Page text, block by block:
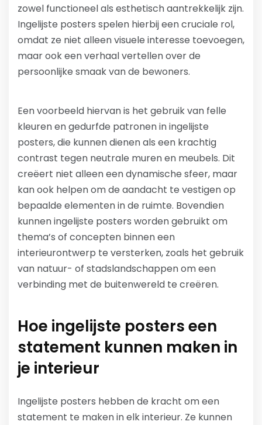
zowel functioneel als esthetisch aantrekkelijk zijn.
Ingelijste posters spelen hierbij een cruciale rol,
omdat ze niet alleen visuele interesse toevoegen,
maar ook een verhaal vertellen over de
persoonlijke smaak van de bewoners.
Een voorbeeld hiervan is het gebruik van felle
kleuren en gedurfde patronen in ingelijste
posters, die kunnen dienen als een krachtig
contrast tegen neutrale muren en meubels. Dit
creëert niet alleen een dynamische sfeer, maar
kan ook helpen om de aandacht te vestigen op
bepaalde elementen in de ruimte. Bovendien
kunnen ingelijste posters worden gebruikt om
thema’s of concepten binnen een
interieurontwerp te versterken, zoals het gebruik
van natuur- of stadslandschappen om een
verbinding met de buitenwereld te creëren.
Hoe ingelijste posters een
statement kunnen maken in
je interieur
Ingelijste posters hebben de kracht om een
statement te maken in elk interieur. Ze kunnen